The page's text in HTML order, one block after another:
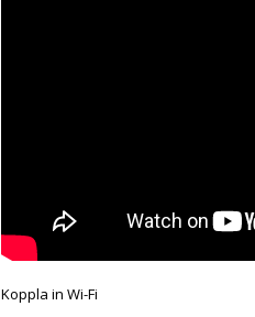
Koppla in Wi-Fi